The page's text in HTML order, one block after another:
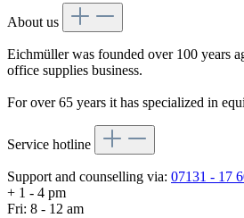
About us
Eichmüller was founded over 100 years
office supplies business.
For over 65 years it has specialized in
Service hotline
Support and counselling via: 07131 - 17
+ 1 - 4 pm
Fri: 8 - 12 am